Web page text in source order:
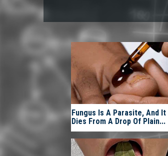
Fungus Is A Parasite, And It
Dies From A Drop Of Plain...